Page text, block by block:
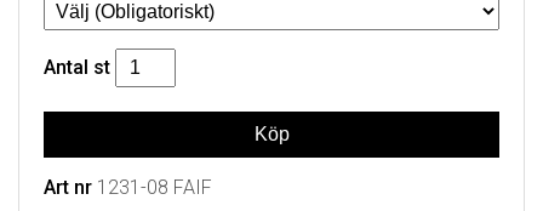
Antal st
Art nr 1231-08 FAIF